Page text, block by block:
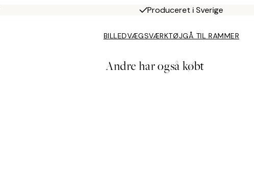
Produceret i Sverige
BILLEDVÆGSVÆRKTØJGÅ TIL RAMMER
Andre har også købt